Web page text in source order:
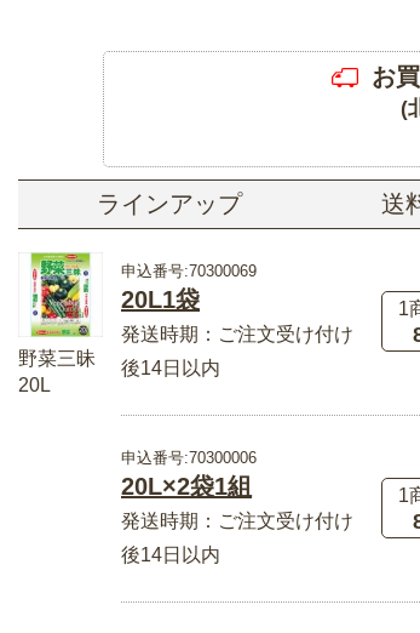
お
(
ラインアップ 送
野菜三昧
20L
申込番号:70300069
20L1袋
発送時期：ご注文受け付け
後14日以内
1
申込番号:70300006
20L×2袋1組
発送時期：ご注文受け付け
後14日以内
1